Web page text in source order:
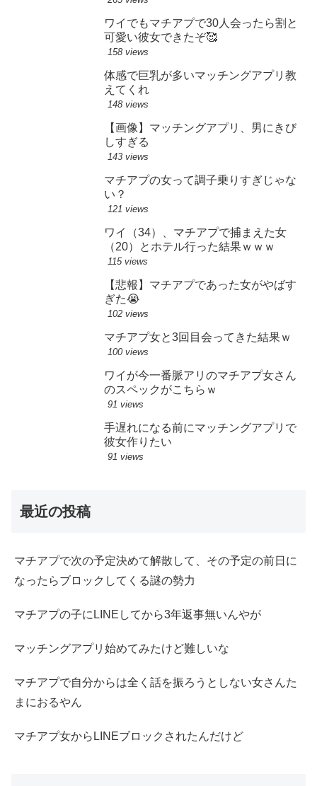
ワイでもマチアプで30人会ったら割と
可愛い彼女できたぞ🥰
158 views
体感で巨乳が多いマッチングアプリ教
えてくれ
148 views
【画像】マッチングアプリ、男にきび
しすぎる
143 views
マチアプの女って調子乗りすぎじゃな
い？
121 views
ワイ（34）、マチアプで捕まえた女
（20）とホテル行った結果ｗｗｗ
115 views
【悲報】マチアプであった女がやばす
ぎた😭
102 views
マチアプ女と3回目会ってきた結果ｗ
100 views
ワイが今一番脈アリのマチアプ女さん
のスペックがこちらｗ
91 views
手遅れになる前にマッチングアプリで
彼女作りたい
91 views
最近の投稿
マチアプで次の予定決めて解散して、その予定の前日に
なったらブロックしてくる謎の勢力
マチアプの子にLINEしてから3年返事無いんやが
マッチングアプリ始めてみたけど難しいな
マチアプで自分からは全く話を振ろうとしない女さんた
まにおるやん
マチアプ女からLINEブロックされたんだけど